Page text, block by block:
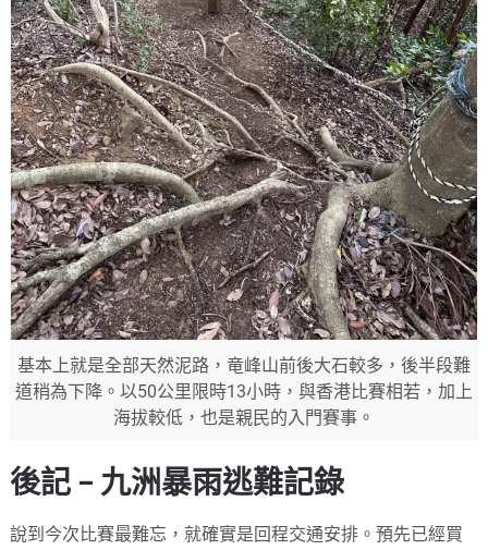
基本上就是全部天然泥路，竜峰山前後大石較多，後半段難
道稍為下降。以50公里限時13小時，與香港比賽相若，加上
海拔較低，也是親民的入門賽事。
後記 – 九洲暴雨逃難記錄
說到今次比賽最難忘，就確實是回程交通安排。預先已經買